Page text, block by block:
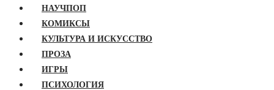
НАУЧПОП
КОМИКСЫ
КУЛЬТУРА И ИСКУССТВО
ПРОЗА
ИГРЫ
ПСИХОЛОГИЯ